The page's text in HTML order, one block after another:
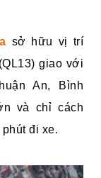
sở hữu vị trí
(QL13) giao với
An, Bình
và chỉ cách
đi xe.